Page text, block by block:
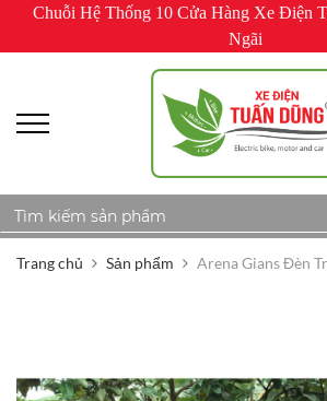
Chuỗi Hệ Thống 10 Cửa Hàng Xe Điện
Ngãi
Trang chủ Sản phẩm Arena Gians Đèn